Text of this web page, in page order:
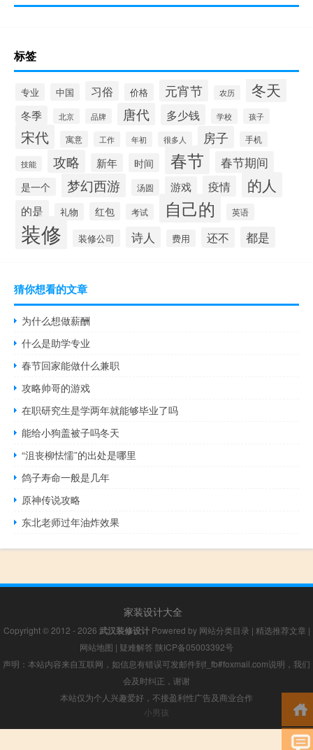
标签
专业 中国 习俗 价格 元宵节 农历 冬天
冬季 北京 品牌 唐代 多少钱 学校 孩子
宋代 寓意 工作 年初 很多人 房子 手机
技能 攻略 新年 时间 春节 春节期间
是一个 梦幻西游 汤圆 游戏 疫情 的人
的是 礼物 红包 考试 自己的 英语
装修 装修公司 诗人 费用 还不 都是
猜你想看的文章
为什么想做薪酬
什么是助学专业
春节回家能做什么兼职
攻略帅哥的游戏
在职研究生是学两年就能够毕业了吗
能给小狗盖被子吗冬天
“沮丧柳怯懦”的出处是哪里
鸽子寿命一般是几年
原神传说攻略
东北老师过年油炸效果
家装设计大全
Copyright © 2012 - 2026 武汉装修设计Powered by 网站分类目录 | 精选推荐文章 |
网站地图 | 疑难解答 陕ICP备05003392号
声明：本站内容来自互联网，如信息有错误可发邮件到f_fb#foxmail.com说明，我们
会及时纠正，谢谢
本站仅为个人兴趣爱好，不接盈利性广告及商业合作
小男孩